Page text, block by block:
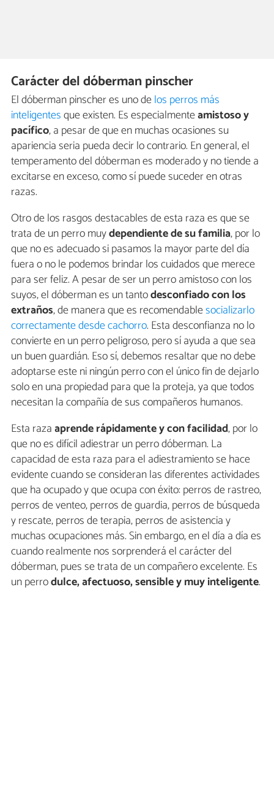
Carácter del dóberman pinscher
El dóberman pinscher es uno delos perros más
inteligentesque existen. Es especialmenteamistoso y
pacífico, a pesar de que en muchas ocasiones su
apariencia seria pueda decir lo contrario. En general, el
temperamento del dóberman es moderado y no tiende a
excitarse en exceso, como sí puede suceder en otras
razas.
Otro de los rasgos destacables de esta raza es que se
trata de un perro muydependiente de su familia, por lo
que no es adecuado si pasamos la mayor parte del día
fuera o no le podemos brindar los cuidados que merece
para ser feliz. A pesar de ser un perro amistoso con los
suyos, el dóberman es un tantodesconfiado con los
extraños, de manera que es recomendablesocializarlo
correctamente desde cachorro. Esta desconfianza no lo
convierte en un perro peligroso, pero sí ayuda a que sea
un buen guardián. Eso sí, debemos resaltar que no debe
adoptarse este ni ningún perro con el único fin de dejarlo
solo en una propiedad para que la proteja, ya que todos
necesitan la compañía de sus compañeros humanos.
Esta razaaprende rápidamente y con facilidad, por lo
que no es difícil adiestrar un perro dóberman. La
capacidad de esta raza para el adiestramiento se hace
evidente cuando se consideran las diferentes actividades
que ha ocupado y que ocupa con éxito: perros de rastreo,
perros de venteo, perros de guardia, perros de búsqueda
y rescate, perros de terapia, perros de asistencia y
muchas ocupaciones más. Sin embargo, en el día a día es
cuando realmente nos sorprenderá el carácter del
dóberman, pues se trata de un compañero excelente. Es
un perrodulce, afectuoso, sensible y muy inteligente.